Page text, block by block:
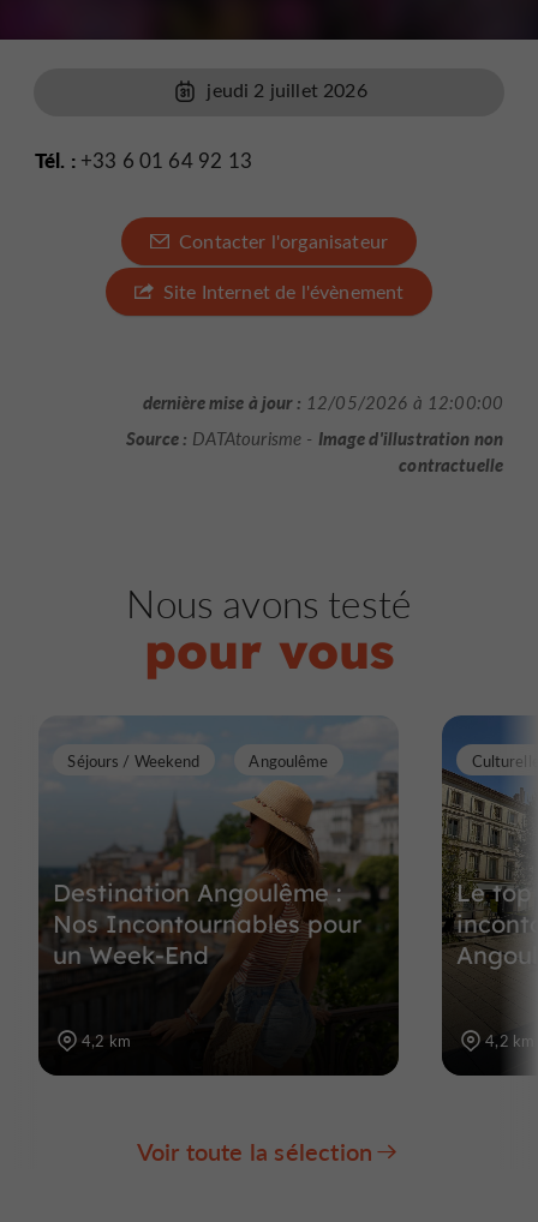
jeudi 2 juillet 2026
Tél. :+33 6 01 64 92 13
Contacter l'organisateur
Site Internet de l'évènement
dernière mise à jour : 12/05/2026 à 12:00:00
Source : DATAtourisme - Image d'illustration non
contractuelle
Nous avons testé
pour vous
Destination Angoulême :
Nos Incontournables pour
un Week-End
Séjours / Weekend Angoulême
4,2 km
Le top
4,2 km
Voir toute la sélection